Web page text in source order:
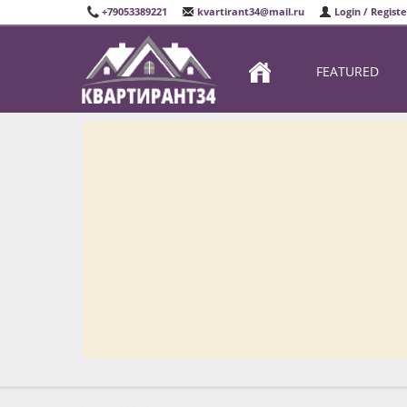
+79053389221 kvartirant34@mail.ru Login /
FEATURED